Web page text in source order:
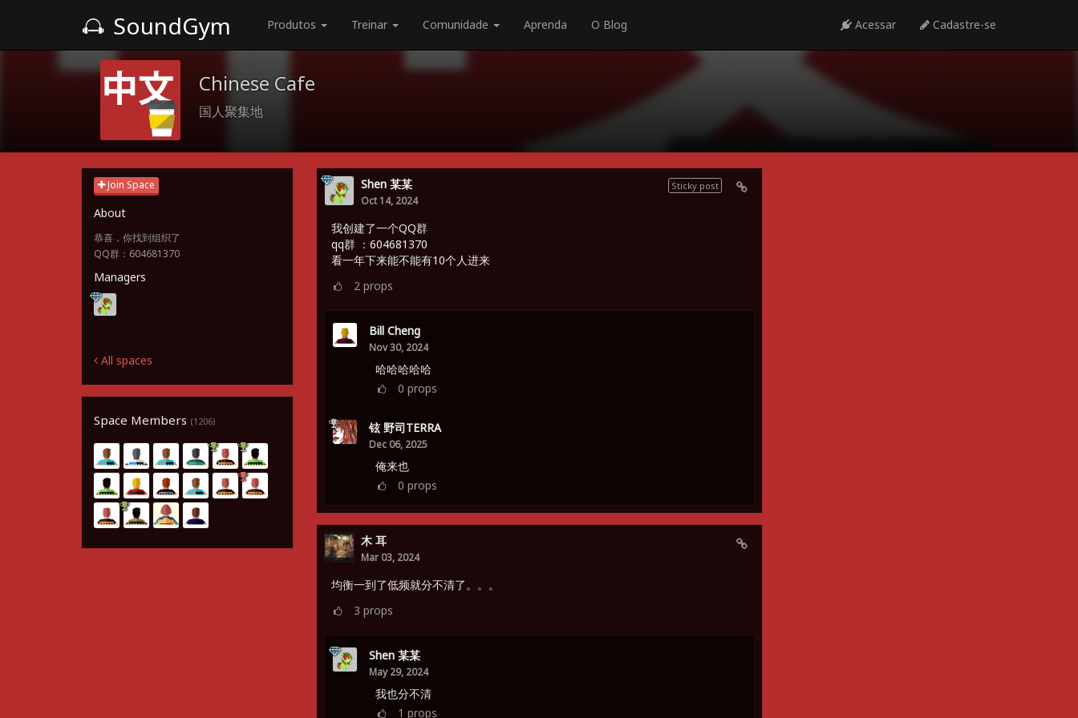
SoundGym Produtos Treinar Comunidade Aprenda O Blog Acessar Cadastre-se
Chinese Cafe
国人聚集地
Join Space
About
恭喜，你找到组织了
QQ群：604681370
Managers
All spaces
Space Members (1206)
Sticky post
Shen 某某
Oct 14, 2024
我创建了一个QQ群
qq群 ：604681370
看一年下来能不能有10个人进来
2 props
Bill Cheng
Nov 30, 2024
哈哈哈哈哈
0 props
铉 野司TERRA
Dec 06, 2025
俺来也
0 props
木 耳
Mar 03, 2024
均衡一到了低频就分不清了。。。
3 props
Shen 某某
May 29, 2024
我也分不清
1 props